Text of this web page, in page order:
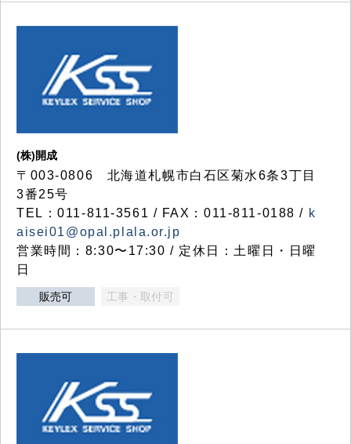
(株)開成
〒003-0806 北海道札幌市白石区菊水6条3丁目
3番25号
TEL：011-811-3561 / FAX：011-811-0188 / k
aisei01@opal.plala.or.jp
営業時間：8:30〜17:30 / 定休日：土曜日・日曜
日
販売可 工事・取付可